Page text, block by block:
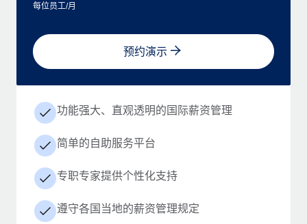
每位员工/月
预约演示
功能强大、直观透明的国际薪资管理
简单的自助服务平台
专职专家提供个性化支持
遵守各国当地的薪资管理规定